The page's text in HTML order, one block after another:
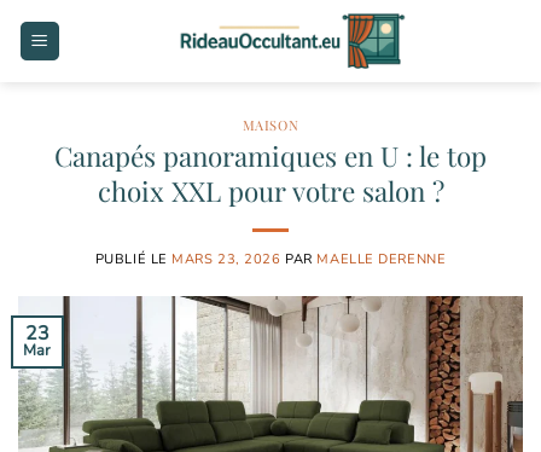
MAISON
Canapés panoramiques en U : le top
choix XXL pour votre salon ?
PUBLIÉ LE MARS 23, 2026 PAR MAELLE DERENNE
23
Mar